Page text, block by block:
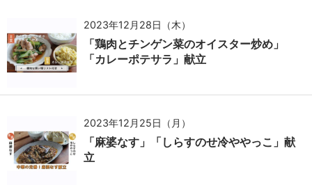
2023年12月28日（木）
「鶏肉とチンゲン菜のオイスター炒め」
「カレーポテサラ」献立
2023年12月25日（月）
「麻婆なす」「しらすのせ冷ややっこ」献
立